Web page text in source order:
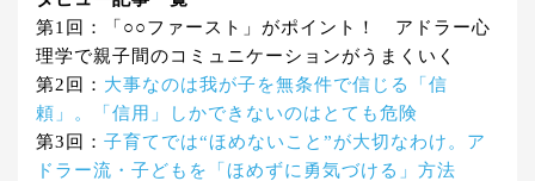
第1回：「○○ファースト」がポイント！ アドラー心
理学で親子間のコミュニケーションがうまくいく
第2回： 大事なのは我が子を無条件で信じる「信
頼」。「信用」しかできないのはとても危険
第3回： 子育てでは“ほめないこと”が大切なわけ。ア
ドラー流・子どもを「ほめずに勇気づける」方法